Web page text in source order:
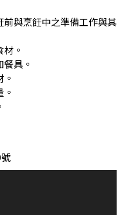
與烹飪中之準備工作與其
。
具。